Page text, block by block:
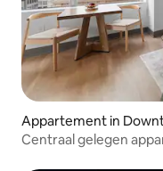
Appartement in
Centraal gelegen